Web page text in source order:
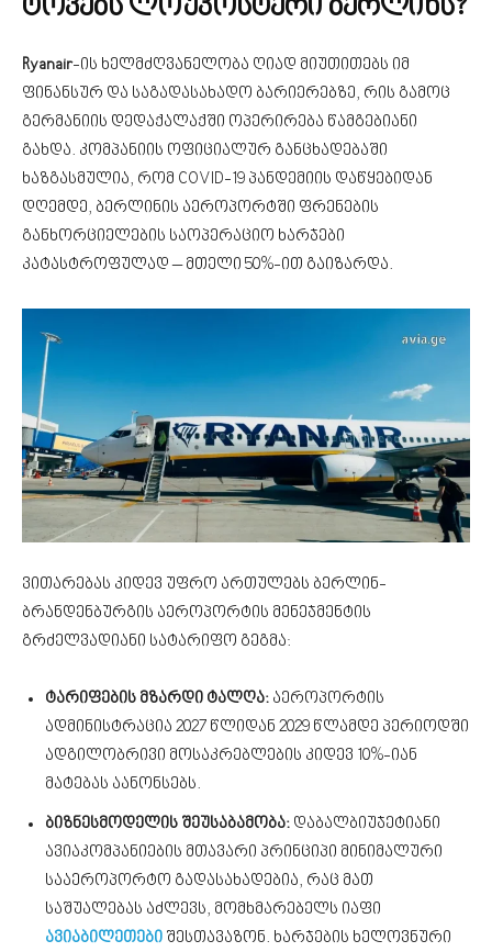
ტოვებს ლოუკოსტერი ბერლინს?
Ryanair-ის ხელმძღვანელობა ღიად მიუთითებს იმ
ფინანსურ და საგადასახადო ბარიერებზე, რის გამოც
გერმანიის დედაქალაქში ოპერირება წამგებიანი
გახდა. კომპანიის ოფიციალურ განცხადებაში
ხაზგასმულია, რომ COVID-19 პანდემიის დაწყებიდან
დღემდე, ბერლინის აეროპორტში ფრენების
განხორციელების საოპერაციო ხარჯები
კატასტროფულად – მთელი 50%-ით გაიზარდა.
ვითარებას კიდევ უფრო ართულებს ბერლინ-
ბრანდენბურგის აეროპორტის მენეჯმენტის
გრძელვადიანი სატარიფო გეგმა:
ტარიფების მზარდი ტალღა: აეროპორტის
ადმინისტრაცია 2027 წლიდან 2029 წლამდე პერიოდში
ადგილობრივი მოსაკრებლების კიდევ 10%-იან
მატებას აანონსებს.
ბიზნესმოდელის შეუსაბამობა: დაბალბიუჯეტიანი
ავიაკომპანიების მთავარი პრინციპი მინიმალური
სააეროპორტო გადასახადებია, რაც მათ
საშუალებას აძლევს, მომხმარებელს იაფი
ავიაბილეთები შესთავაზონ. ხარჯების ხელოვნური